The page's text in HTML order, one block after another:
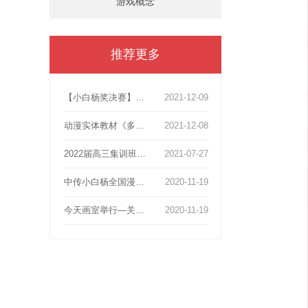
推荐更多
【小白杨奖决赛】张默然动画获奖51人次！其中漫画故事类获奖49人，占获奖总额1/2。一等奖4人，二等奖13人 ，三等奖11人。 2021-12-09
动漫实体教材《多格漫画、游戏中传北影高考教材》上线啦!分享知识，图书带你探索动画梦想！ 2021-12-08
2022届高三集训班【第一阶段：静物素描】作品展示与总结 2021-07-27
中传小白杨全国漫画共计110获奖名额，张默然画室独占39人 2020-11-19
今天画室举行—关于2020年动画高考第一次报考会！ 2020-11-19